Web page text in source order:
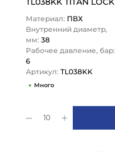
Материал: ПВХ
Внутренний диаметр,
мм: 38
Рабочее давление, бар:
6
Артикул: TL038KK
Много
10